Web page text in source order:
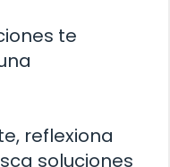
te
reflexiona
soluciones